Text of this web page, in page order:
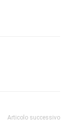
Articolo successivo